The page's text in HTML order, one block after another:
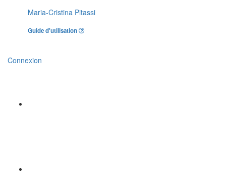
Maria-Cristina Pitassi
Guide d'utilisation
Connexion